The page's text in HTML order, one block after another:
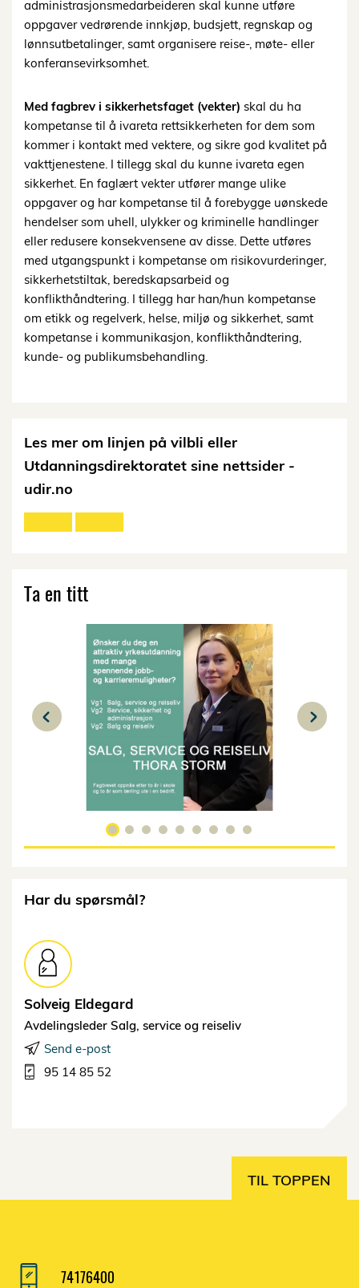
administrasjonsmedarbeideren skal kunne utføre
oppgaver vedrørende innkjøp, budsjett, regnskap og
lønnsutbetalinger, samt organisere reise-, møte- eller
konferansevirksomhet.
Med fagbrev i sikkerhetsfaget (vekter) skal du ha
kompetanse til å ivareta rettsikkerheten for dem som
kommer i kontakt med vektere, og sikre god kvalitet på
vakttjenestene. I tillegg skal du kunne ivareta egen
sikkerhet. En faglært vekter utfører mange ulike
oppgaver og har kompetanse til å forebygge uønskede
hendelser som uhell, ulykker og kriminelle handlinger
eller redusere konsekvensene av disse. Dette utføres
med utgangspunkt i kompetanse om risikovurderinger,
sikkerhetstiltak, beredskapsarbeid og
konflikthåndtering. I tillegg har han/hun kompetanse
om etikk og regelverk, helse, miljø og sikkerhet, samt
kompetanse i kommunikasjon, konflikthåndtering,
kunde- og publikumsbehandling.
Les mer om linjen på vilbli eller
Utdanningsdirektoratet sine nettsider -
udir.no
Ta en titt
Har du spørsmål?
Solveig Eldegard
Avdelingsleder Salg, service og reiseliv
Send e-post
95 14 85 52
TIL TOPPEN
74176400